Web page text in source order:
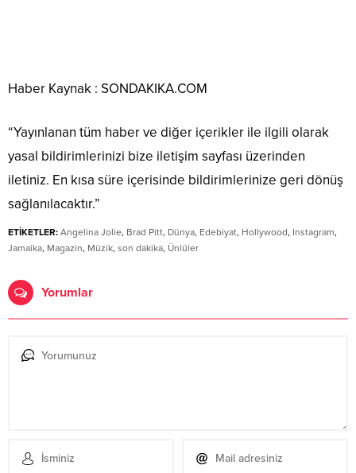
Haber Kaynak : SONDAKIKA.COM
“Yayınlanan tüm haber ve diğer içerikler ile ilgili olarak
yasal bildirimlerinizi bize iletişim sayfası üzerinden
iletiniz. En kısa süre içerisinde bildirimlerinize geri dönüş
sağlanılacaktır.”
ETİKETLER: Angelina Jolie, Brad Pitt, Dünya, Edebiyat, Hollywood, Instagram,
Jamaika, Magazin, Müzik, son dakika, Ünlüler
Yorumlar